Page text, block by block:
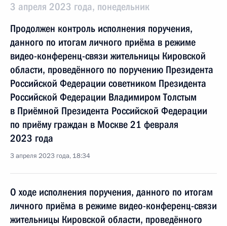
3 апреля 2023 года, понедельник
Продолжен контроль исполнения поручения,
данного по итогам личного приёма в режиме
видео-конференц-связи жительницы Кировской
области, проведённого по поручению Президента
Российской Федерации советником Президента
Российской Федерации Владимиром Толстым
в Приёмной Президента Российской Федерации
по приёму граждан в Москве 21 февраля
2023 года
3 апреля 2023 года, 18:34
О ходе исполнения поручения, данного по итогам
личного приёма в режиме видео-конференц-связи
жительницы Кировской области, проведённого